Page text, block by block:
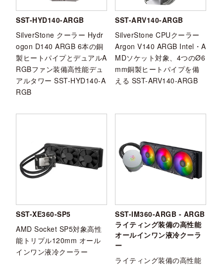
SST-HYD140-ARGB
SilverStone クーラー Hydr
ogon D140 ARGB 6本の銅
製ヒートパイプとデュアルA
RGBファン装備高性能デュ
アルタワー SST-HYD140-A
RGB
SST-ARV140-ARGB
SilverStone CPUクーラー
Argon V140 ARGB Intel・A
MDソケット対象、4つのØ6
mm銅製ヒートパイプを備
える SST-ARV140-ARGB
SST-XE360-SP5
AMD Socket SP5対象高性
能トリプル120mm オール
インワン液冷クーラー
SST-IM360-ARGB - ARGB
ライティング装備の高性能
オールインワン液冷クーラ
ー
ライティング装備の高性能